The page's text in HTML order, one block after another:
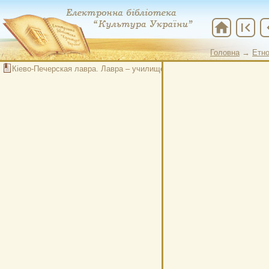
Головна →
home first_page
Кіево-Печерская лавра. Лавра – училище христіанской жизни